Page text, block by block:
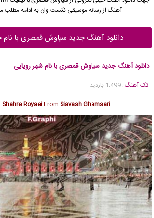
آهنگ از رسانه موسیقی نکست وان به ادامه مطلب
دانلود آهنگ جدید سیاوش قمصری با نام
دانلود آهنگ جدید سیاوش قمصری با نام شهر رویایی
تک آهنگ , 1,499 بازدید
Shahre RoyaeiFrom Siavash Ghamsari